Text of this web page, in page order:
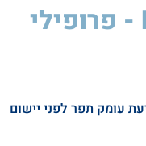
סיקה Backing Rod - פרופילי
עומק תפר לפני יישום